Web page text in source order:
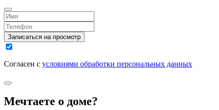
Записаться на просмотр
Согласен с условиями обработки персональных данных
Мечтаете о доме?